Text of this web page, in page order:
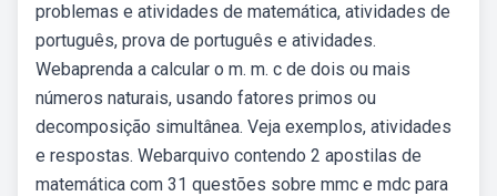
problemas e atividades de matemática, atividades de
português, prova de português e atividades.
Webaprenda a calcular o m. m. c de dois ou mais
números naturais, usando fatores primos ou
decomposição simultânea. Veja exemplos, atividades
e respostas. Webarquivo contendo 2 apostilas de
matemática com 31 questões sobre mmc e mdc para